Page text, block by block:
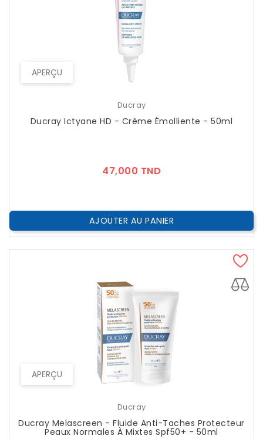
APERÇU
Ducray
Ducray Ictyane HD - Crème Émolliente - 50ml
47,000 TND
AJOUTER AU PANIER
APERÇU
Ducray
Ducray Melascreen - Fluide Anti-Taches Protecteur
Peaux Normales À Mixtes Spf50+ - 50ml